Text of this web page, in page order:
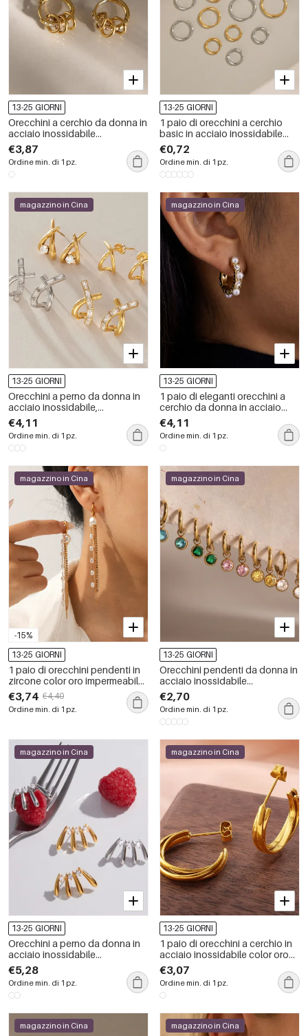
13-25 GIORNI
Orecchini a cerchio da donna in
acciaio inossidabile
impermeabile color oro con
zirconi.
€3,87
Ordine min. di 1 pz.
13-25 GIORNI
1 paio di orecchini a cerchio
basic in acciaio inossidabile
color oro impermeabili
€0,72
Ordine min. di 1 pz.
magazzino in Cina
13-25 GIORNI
Orecchini a perno da donna in
acciaio inossidabile,
impermeabili, color oro, con
zirconi, dalla forma irregolare.
€4,11
Ordine min. di 1 pz.
magazzino in Cina
13-25 GIORNI
1 paio di eleganti orecchini a
cerchio da donna in acciaio
inossidabile con zirconi color
oro impermeabili
€4,11
Ordine min. di 1 pz.
-15%
magazzino in Cina
13-25 GIORNI
1 paio di orecchini pendenti in
zircone color oro impermeabile
con nappa in acciaio
inossidabile di lusso
€3,74 €4,40
Ordine min. di 1 pz.
magazzino in Cina
13-25 GIORNI
Orecchini pendenti da donna in
acciaio inossidabile
impermeabile color oro con
zirconi.
€2,70
Ordine min. di 1 pz.
magazzino in Cina
13-25 GIORNI
Orecchini a perno da donna in
acciaio inossidabile
impermeabile color oro con
zirconi
€5,28
Ordine min. di 1 pz.
magazzino in Cina
13-25 GIORNI
1 paio di orecchini a cerchio in
acciaio inossidabile color oro
impermeabili
€3,07
Ordine min. di 1 pz.
magazzino in Cina magazzino in Cina